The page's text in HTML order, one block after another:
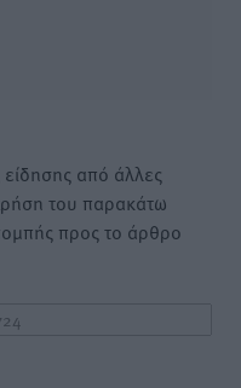
από άλλες
του παρακάτω
προς το άρθρο